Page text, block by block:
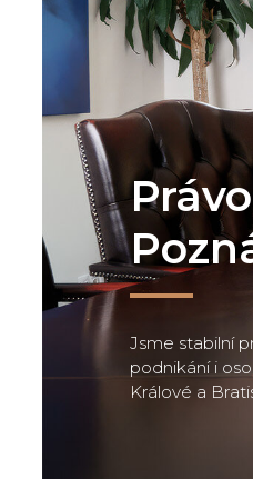
Jsme stabilní
podnikání i
Králové a